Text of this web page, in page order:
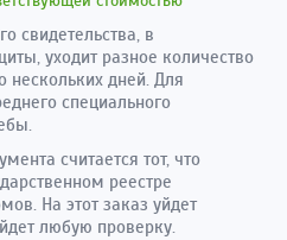
свидетельства, в
уходит разное количество
нескольких дней. Для
специального
считается тот, что
реестре
На этот заказ уйдет
любую проверку.